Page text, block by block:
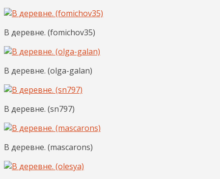
В деревне. (fomichov35)
В деревне. (olga-galan)
В деревне. (sn797)
В деревне. (mascarons)